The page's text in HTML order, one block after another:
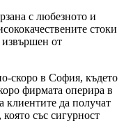
с любезното и
стоки
от
скоро в София, където
фирмата оперира в
клиентите да получат
със сигурност